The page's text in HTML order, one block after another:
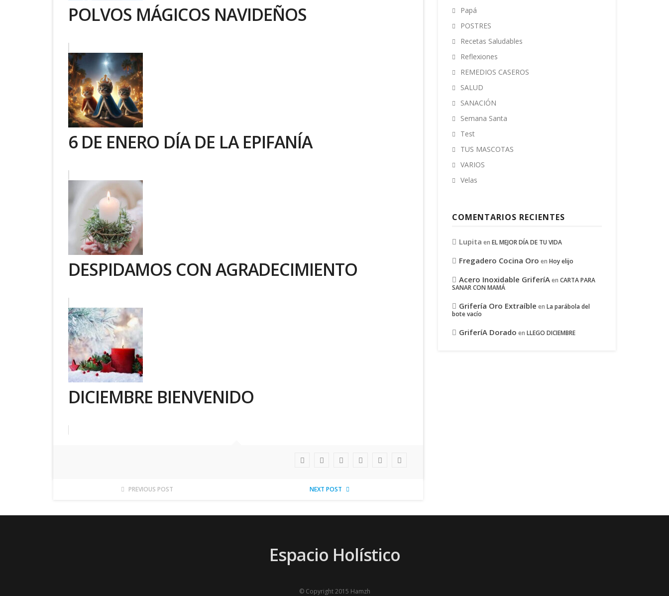
POLVOS MÁGICOS NAVIDEÑOS
6 DE ENERO DÍA DE LA EPIFANÍA
DESPIDAMOS CON AGRADECIMIENTO
DICIEMBRE BIENVENIDO
PREVIOUS POST NEXT POST
Papá
POSTRES
Recetas Saludables
Reflexiones
REMEDIOS CASEROS
SALUD
SANACIÓN
Semana Santa
Test
TUS MASCOTAS
VARIOS
Velas
COMENTARIOS RECIENTES
Lupita enEL MEJOR DÍA DE TU VIDA
Fregadero Cocina Oro enHoy elijo
Acero Inoxidable GriferíAenCARTA PARA
SANAR CON MAMÁ
Grifería Oro Extraíble enLa parábola del
bote vacío
GriferíA Dorado enLLEGO DICIEMBRE
Espacio Holístico
© Copyright 2015 Hamzh